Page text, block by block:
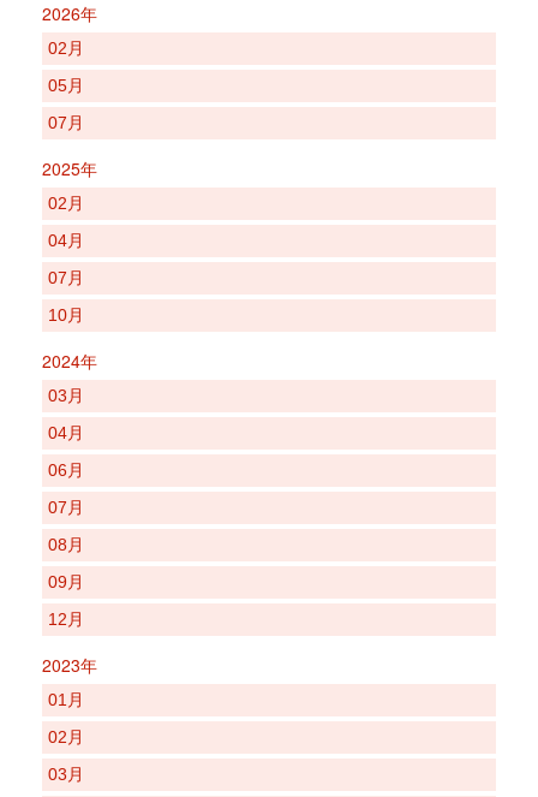
2026年
02月
05月
07月
2025年
02月
04月
07月
10月
2024年
03月
04月
06月
07月
08月
09月
12月
2023年
01月
02月
03月